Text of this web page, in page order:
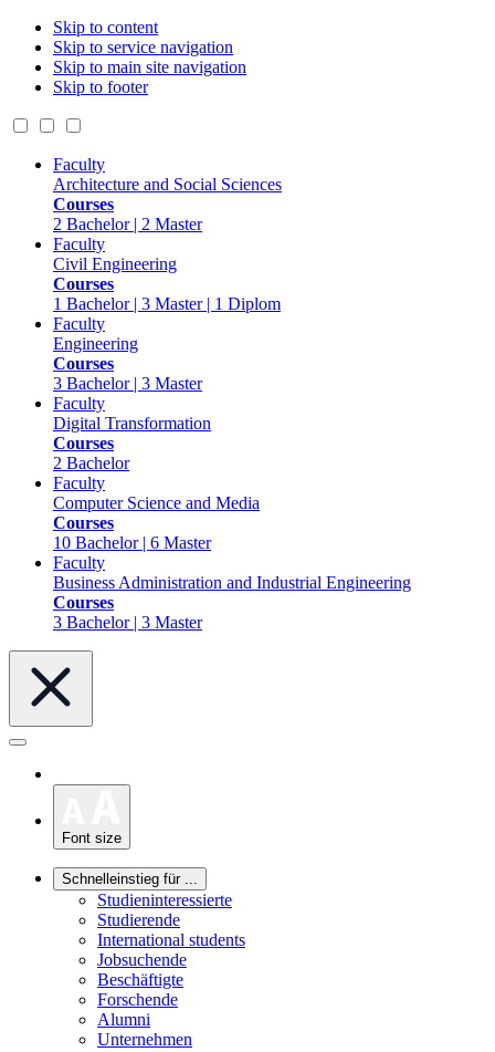
Skip to content
Skip to service navigation
Skip to main site navigation
Skip to footer
Faculty
Architecture and Social Sciences
Courses
2 Bachelor | 2 Master
Faculty
Civil Engineering
Courses
1 Bachelor | 3 Master | 1 Diplom
Faculty
Engineering
Courses
3 Bachelor | 3 Master
Faculty
Digital Transformation
Courses
2 Bachelor
Faculty
Computer Science and Media
Courses
10 Bachelor | 6 Master
Faculty
Business Administration and Industrial Engineering
Courses
3 Bachelor | 3 Master
Font size
Schnelleinstieg für ...
Studieninteressierte
Studierende
International students
Jobsuchende
Beschäftigte
Forschende
Alumni
Unternehmen